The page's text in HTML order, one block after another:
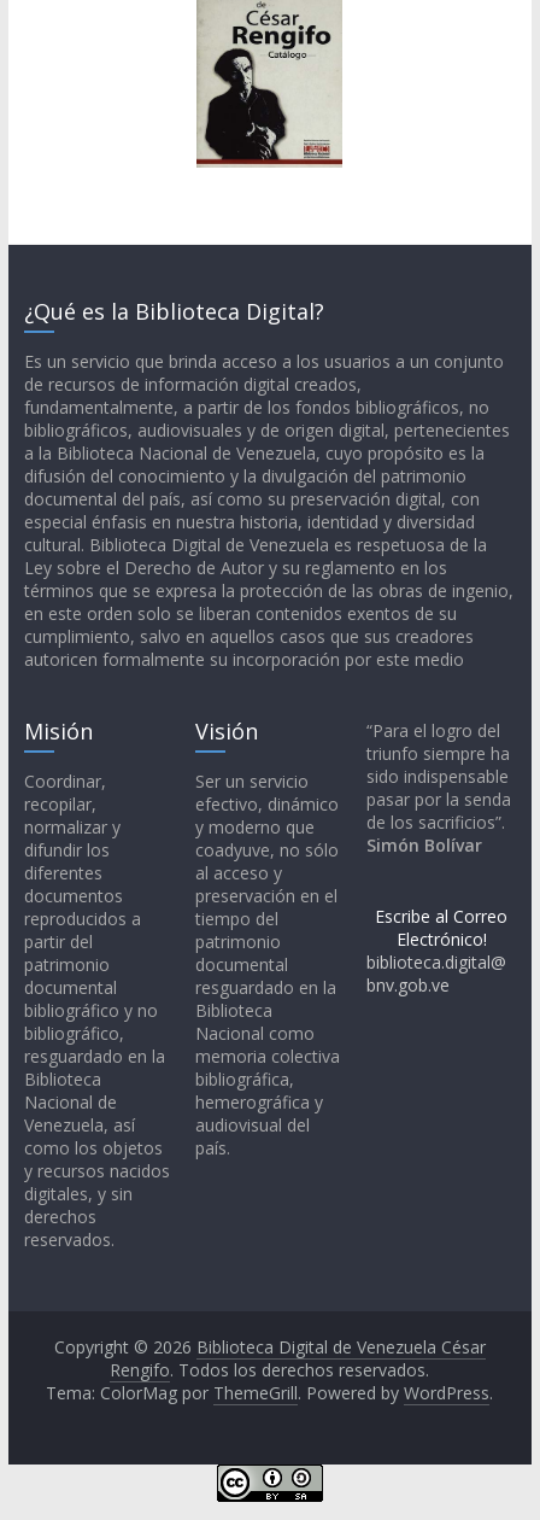
¿Qué es la Biblioteca Digital?
Es un servicio que brinda acceso a los usuarios a un conjunto
de recursos de información digital creados,
fundamentalmente, a partir de los fondos bibliográficos, no
bibliográficos, audiovisuales y de origen digital, pertenecientes
a la Biblioteca Nacional de Venezuela, cuyo propósito es la
difusión del conocimiento y la divulgación del patrimonio
documental del país, así como su preservación digital, con
especial énfasis en nuestra historia, identidad y diversidad
cultural. Biblioteca Digital de Venezuela es respetuosa de la
Ley sobre el Derecho de Autor y su reglamento en los
términos que se expresa la protección de las obras de ingenio,
en este orden solo se liberan contenidos exentos de su
cumplimiento, salvo en aquellos casos que sus creadores
autoricen formalmente su incorporación por este medio
Misión
Coordinar,
recopilar,
normalizar y
difundir los
diferentes
documentos
reproducidos a
partir del
patrimonio
documental
bibliográfico y no
bibliográfico,
resguardado en la
Biblioteca
Nacional de
Venezuela, así
como los objetos
y recursos nacidos
digitales, y sin
derechos
reservados.
Visión
Ser un servicio
efectivo, dinámico
y moderno que
coadyuve, no sólo
al acceso y
preservación en el
tiempo del
patrimonio
documental
resguardado en la
Biblioteca
Nacional como
memoria colectiva
bibliográfica,
hemerográfica y
audiovisual del
país.
“Para el logro del
triunfo siempre ha
sido indispensable
pasar por la senda
de los sacrificios”.
Simón Bolívar
Escribe al Correo
Electrónico!
biblioteca.digital@
bnv.gob.ve
Copyright © 2026 Biblioteca Digital de Venezuela César
Rengifo. Todos los derechos reservados.
Tema: ColorMag por ThemeGrill. Powered byWordPress.